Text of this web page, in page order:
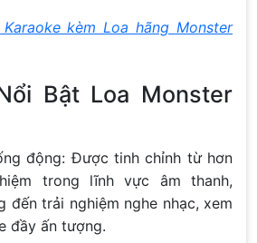
kèm Loa hãng Monster
Bật Loa Monster
động: Được tinh chỉnh từ hơn
trong lĩnh vực âm thanh,
đến trải nghiệm nghe nhạc, xem
đầy ấn tượng.